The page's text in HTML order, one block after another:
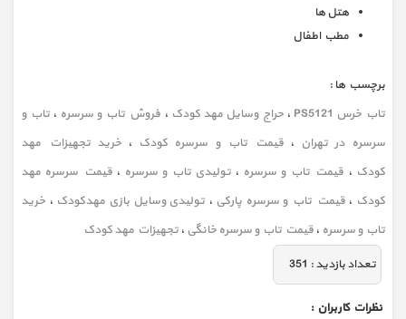
هتل ها
مطب اطفال
برچسب ها :
تاب خرس PS5121
،حراج وسایل مهد کودک ، فروش تاب و سرسره ، تاب و
سرسره در تهران ،قیمت تاب و سرسره کودک ،خرید تجهیزات مهد
کودک ، قیمت تاب و سرسره ، تولیدی تاب و سرسره ،قیمت سرسره مهد
کودک ،قیمت تاب و سرسره پارکی ، تولیدی وسایل بازی مهدکودک ، خرید
تاب و سرسره ،قیمت تاب و سرسره خانگی ،تجهیزات مهد کودک
تعداد بازديد : 351
نظرات كاربران :